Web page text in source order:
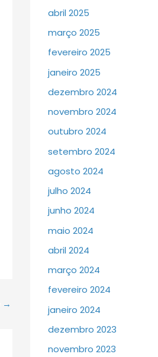
→
abril 2025
março 2025
fevereiro 2025
janeiro 2025
dezembro 2024
novembro 2024
outubro 2024
setembro 2024
agosto 2024
julho 2024
junho 2024
maio 2024
abril 2024
março 2024
fevereiro 2024
janeiro 2024
dezembro 2023
novembro 2023